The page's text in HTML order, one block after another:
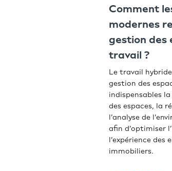
Comment
modernes
gestion des
travail ?
Le travail
gestion des
indispensables
des espaces, la
l’analyse de
afin d’optimiser
l’expérience des
immobiliers.